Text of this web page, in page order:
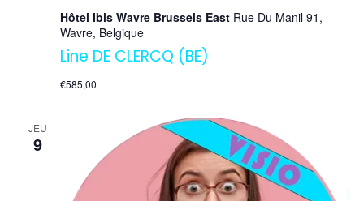
Hôtel Ibis Wavre Brussels East Rue Du Manil 91,
Wavre, Belgique
Line DE CLERCQ (BE)
€585,00
JEU
9